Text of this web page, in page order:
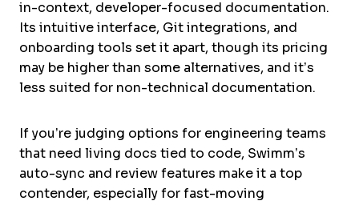
in-context, developer-focused documentation.
Its intuitive interface, Git integrations, and
onboarding tools set it apart, though its pricing
may be higher than some alternatives, and it’s
less suited for non-technical documentation.
If you’re judging options for engineering teams
that need living docs tied to code, Swimm’s
auto-sync and review features make it a top
contender, especially for fast-moving